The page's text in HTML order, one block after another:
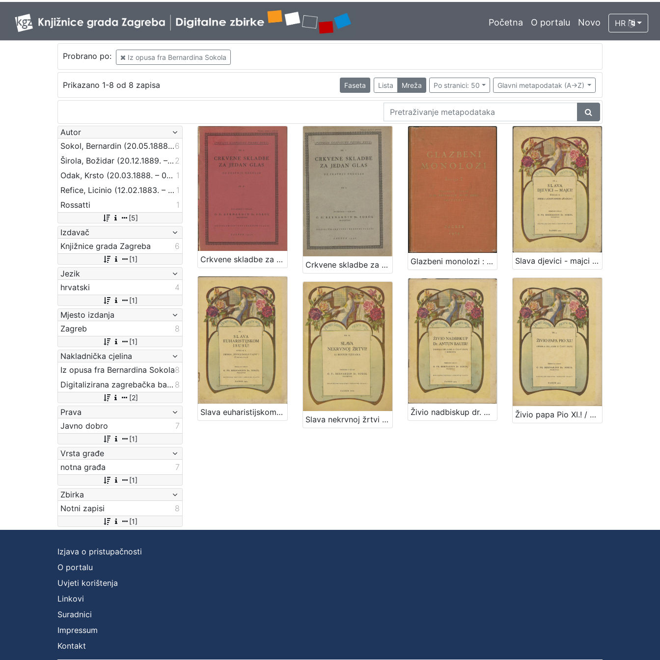
Početna O portalu Novo HR
Probrano po: Iz opusa fra Bernardina Sokola
Prikazano 1-8 od 8 zapisa Faseta Lista Mreža Po stranici: 50 Glavni metapodatak (A->Z)
Autor
Sokol, Bernardin (20.05.1888 – 24.09.1944)6
Širola, Božidar (20.12.1889. – 10.04.1956.) 2
Odak, Krsto (20.03.1888. – 04.11.1965) 1
Refice, Licinio (12.02.1883. – 11.09.1954.) 1
Rossatti
1
[5]
Izdavač
Knjižnice grada Zagreba
6
[1]
Jezik
hrvatski
4
[1]
Mjesto izdanja
Zagreb
8
[1]
Nakladnička cjelina
Iz opusa fra Bernardina Sokola8
Digitalizirana zagrebačka baština 8
[2]
Prava
Javno dobro
7
[1]
Vrsta građe
notna građa
7
[1]
Zbirka
Notni zapisi
8
[1]
Crkvene skladbe za jedan glas : uz pratnju orgulja : sv. II / priredio i izdao Bernandin Sokol
Crkvene skladbe za jedan glas : uz pratnju orgulja : sv. I / priredio i izdao Bernandin Sokol Glazbeni monolozi : za srednji glas uz pratnju glasovira : serija I / uglazbio i izdao Bernardin Sokol franjevac Slava djevici - majci : svezak II. : zbirka Lauretanskih litanija I. / priredio i izdao Bernardin Sokol
Slava euharistijskom Isusu : svezak I. : Zbirka "Divnoj dakle Tajni" I : (Tantum ergo) / priredio i izdao Bernardin Sokol
Slava nekrvnoj žrtvi : 12 misnih pjesama / priredio Bernardin Sokol
Živio nadbiskup dr. Antun Bauer! : zbirka skladbi u čast pape i biskupa / priredio i izdao Bernardin Sokol Živio papa Pio XI.! / priredio i izdao Bernardin Sokol
Izjava o pristupačnosti
O portalu
Uvjeti korištenja
Linkovi
Suradnici
Impressum
Kontakt